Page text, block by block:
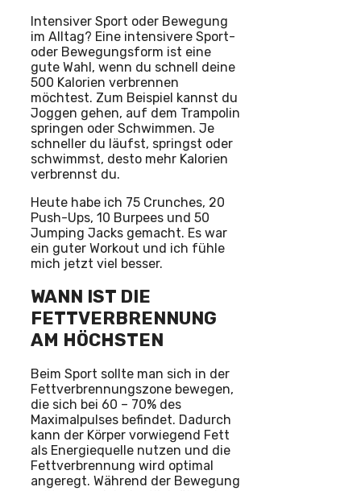
Intensiver Sport oder Bewegung
im Alltag? Eine intensivere Sport-
oder Bewegungsform ist eine
gute Wahl, wenn du schnell deine
500 Kalorien verbrennen
möchtest. Zum Beispiel kannst du
Joggen gehen, auf dem Trampolin
springen oder Schwimmen. Je
schneller du läufst, springst oder
schwimmst, desto mehr Kalorien
verbrennst du.
Heute habe ich 75 Crunches, 20
Push-Ups, 10 Burpees und 50
Jumping Jacks gemacht. Es war
ein guter Workout und ich fühle
mich jetzt viel besser.
WANN IST DIE
FETTVERBRENNUNG
AM HÖCHSTEN
Beim Sport sollte man sich in der
Fettverbrennungszone bewegen,
die sich bei 60 – 70% des
Maximalpulses befindet. Dadurch
kann der Körper vorwiegend Fett
als Energiequelle nutzen und die
Fettverbrennung wird optimal
angeregt. Während der Bewegung